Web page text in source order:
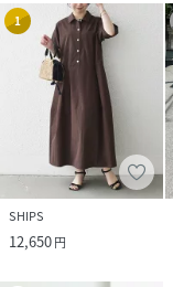
1
SHIPS
12,650円